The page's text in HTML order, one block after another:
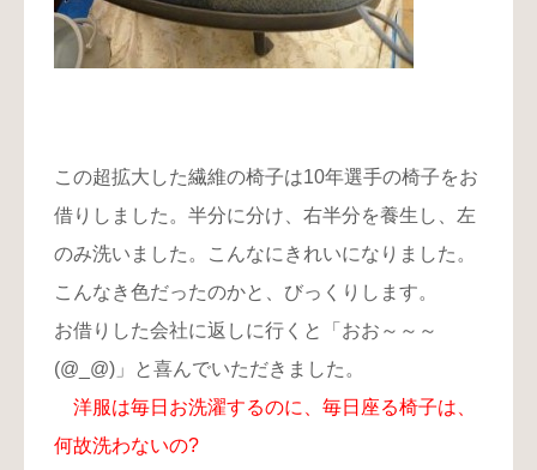
この超拡大した繊維の椅子は10年選手の椅子をお
借りしました。半分に分け、右半分を養生し、左
のみ洗いました。こんなにきれいになりました。
こんなき色だったのかと、びっくりします。
お借りした会社に返しに行くと「おお～～～
(@_@)」と喜んでいただきました。
洋服は毎日お洗濯するのに、毎日座る椅子は、
何故洗わないの?